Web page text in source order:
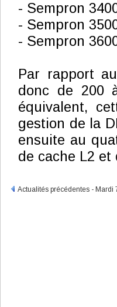
- Sempron
- Sempron
- Sempron
Par rapport
donc de 200
équivalent,
gestion de la
ensuite au
de cache L2 et
Actualités précédentes - Mardi